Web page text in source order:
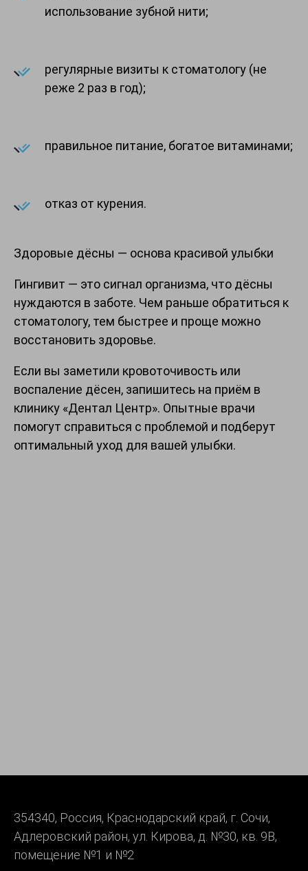
использование зубной нити;
регулярные визиты к стоматологу (не
реже 2 раз в год);
правильное питание, богатое витаминами;
отказ от курения.
Здоровые дёсны — основа красивой улыбки
Гингивит — это сигнал организма, что дёсны
нуждаются в заботе. Чем раньше обратиться к
стоматологу, тем быстрее и проще можно
восстановить здоровье.
Если вы заметили кровоточивость или
воспаление дёсен, запишитесь на приём в
клинику «Дентал Центр». Опытные врачи
помогут справиться с проблемой и подберут
оптимальный уход для вашей улыбки.
354340, Россия, Краснодарский край, г. Сочи,
Адлеровский район, ул. Кирова, д. №30, кв. 9В,
помещение №1 и №2